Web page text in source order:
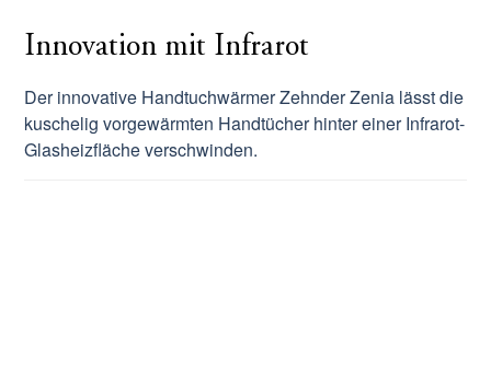
Innovation mit Infrarot
Der innovative Handtuchwärmer Zehnder Zenia lässt die
kuschelig vorgewärmten Handtücher hinter einer Infrarot-
Glasheizfläche verschwinden.